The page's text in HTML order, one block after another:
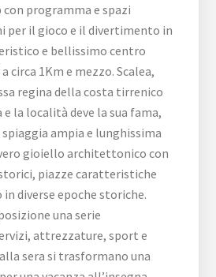
con programma e spazi
per il gioco e il divertimento in
e bellissimo centro
circa 1Km e mezzo. Scalea,
regina della costa tirrenico
la località deve la sua fama,
ampia e lunghissima
gioiello architettonico con
piazze caratteristiche
in diverse epoche storiche.
una serie
attrezzature, sport e
sera si trasformano una